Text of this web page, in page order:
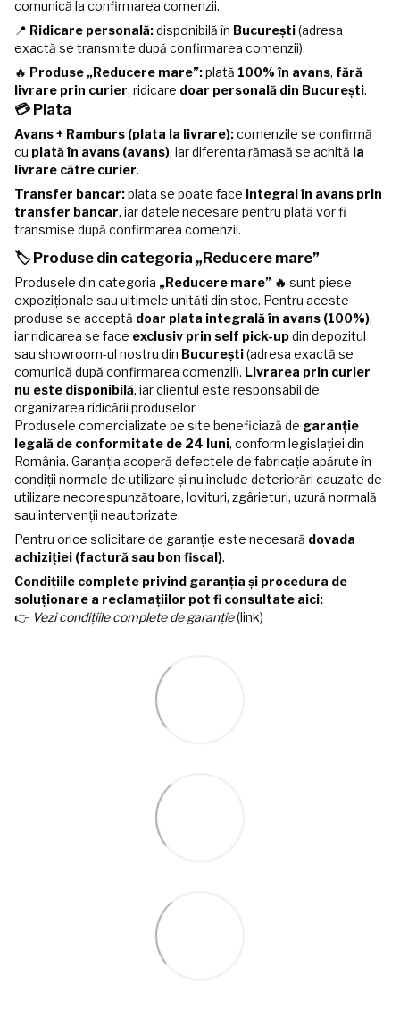
comunică la confirmarea comenzii.
📍 Ridicare personală:disponibilă în București(adresa
exactă se transmite după confirmarea comenzii).
🔥 Produse „Reducere mare”:plată 100% în avans, fără
livrare prin curier, ridicare doar personală din București.
💳 Plata
Avans + Ramburs (plata la livrare):comenzile se confirmă
cu plată în avans (avans), iar diferența rămasă se achită la
livrare către curier.
Transfer bancar:plata se poate face integral în avans prin
transfer bancar, iar datele necesare pentru plată vor fi
transmise după confirmarea comenzii.
🏷️ Produse din categoria „Reducere mare”
Produsele din categoria „Reducere mare” 🔥 sunt piese
expoziționale sau ultimele unități din stoc. Pentru aceste
produse se acceptă doar plata integrală în avans (100%),
iar ridicarea se face exclusiv prin self pick-updin depozitul
sau showroom-ul nostru din București(adresa exactă se
comunică după confirmarea comenzii). Livrarea prin curier
nu este disponibilă, iar clientul este responsabil de
organizarea ridicării produselor.
Produsele comercializate pe site beneficiază de garanție
legală de conformitate de 24 luni, conform legislației din
România. Garanția acoperă defectele de fabricație apărute în
condiții normale de utilizare și nu include deteriorări cauzate de
utilizare necorespunzătoare, lovituri, zgârieturi, uzură normală
sau intervenții neautorizate.
Pentru orice solicitare de garanție este necesară dovada
achiziției (factură sau bon fiscal).
Condițiile complete privind garanția și procedura de
soluționare a reclamațiilor pot fi consultate aici:
👉 Vezi condițiile complete de garanție(link)